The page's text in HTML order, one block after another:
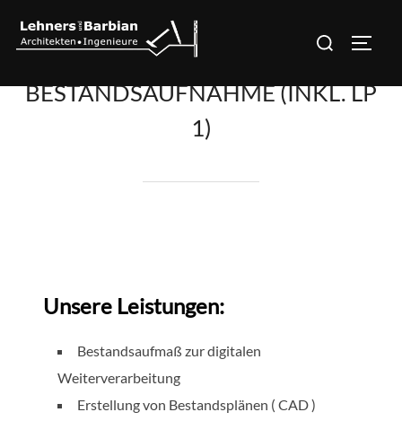
Inhalt
Suchen
BESTANDSAUFNAHME (INKL. LP
1)
Unsere Leistungen:
Bestandsaufmaß zur digitalen
Weiterverarbeitung
Erstellung von Bestandsplänen ( CAD )